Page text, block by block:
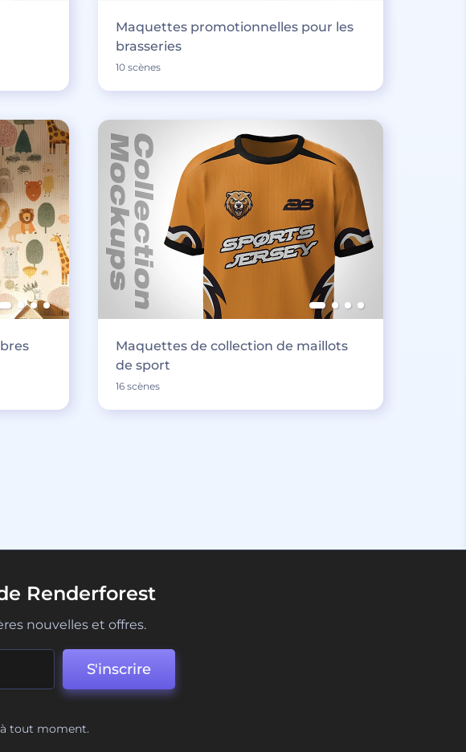
Maquettes promotionnelles pour les
brasseries
10 scènes
Maquettes de collection de maillots
de sport
16 scènes
Renderforest
nouvelles et offres.
S'inscrire
tout moment.